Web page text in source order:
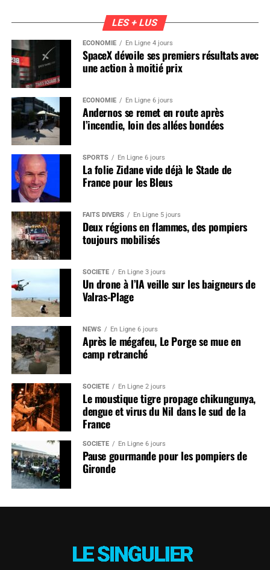
LES + LUS
ÉCONOMIE En Ligne 4 jours
SpaceX dévoile ses premiers résultats avec
une action à moitié prix
ÉCONOMIE En Ligne 6 jours
Andernos se remet en route après
l’incendie, loin des allées bondées
SPORTS En Ligne 6 jours
La folie Zidane vide déjà le Stade de
France pour les Bleus
FAITS DIVERS En Ligne 5 jours
Deux régions en flammes, des pompiers
toujours mobilisés
SOCIÉTÉ En Ligne 3 jours
Un drone à l’IA veille sur les baigneurs de
Valras-Plage
NEWS En Ligne 6 jours
Après le mégafeu, Le Porge se mue en
camp retranché
SOCIÉTÉ En Ligne 2 jours
Le moustique tigre propage chikungunya,
dengue et virus du Nil dans le sud de la
France
SOCIÉTÉ En Ligne 6 jours
Pause gourmande pour les pompiers de
Gironde